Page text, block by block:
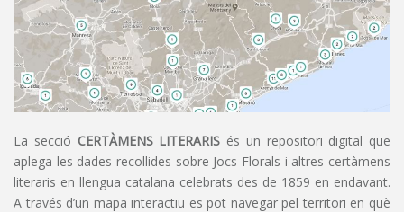
La secció CERTÀMENS LITERARIS és un repositori digital que
aplega les dades recollides sobre Jocs Florals i altres certàmens
literaris en llengua catalana celebrats des de 1859 en endavant.
A través d’un mapa interactiu es pot navegar pel territori en què